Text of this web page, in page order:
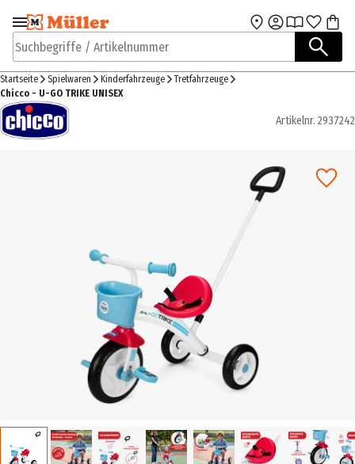
Zur Navigation
springen
Zum Hauptinhalt
Suchbegriffe / Artikelnummer
Startseite Spielwaren Kinderfahrzeuge
Tretfahrzeuge
Chicco - U-GO TRIKE UNISEX
Artikelnr. 2937242